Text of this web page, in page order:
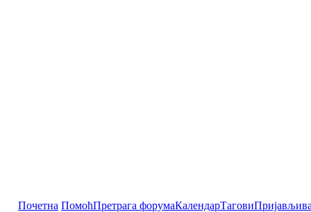
Почетна ПомоћПретрага форумаКалендарТагови